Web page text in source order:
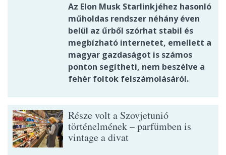
Az Elon Musk Starlinkjéhez hasonló
műholdas rendszer néhány éven
belül az űrből szórhat stabil és
megbízható internetet, emellett a
magyar gazdaságot is számos
ponton segítheti, nem beszélve a
fehér foltok felszámolásáról.
Része volt a Szovjetunió
történelmének – parfümben is
vintage a divat